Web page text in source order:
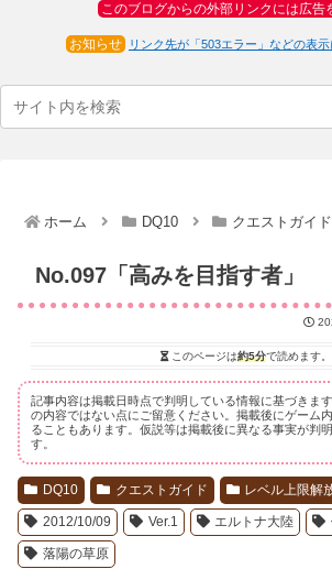
このブログからの外部リンクには広告
お知らせ リンク先が「503エラー」などの表
ホーム DQ10 クエストガイド
No.097「高みを目指す者」
このページは約5分で読めます。
記事内容は掲載日時点で判明している情報に基づきま
の内容ではない点にご留意ください。掲載後にゲーム
ることもあります。仮説等は掲載後に異なる事実が判
す。
DQ10 クエストガイド レベル上限解
2012/10/09 Ver.1 エルトナ大陸
落陽の草原